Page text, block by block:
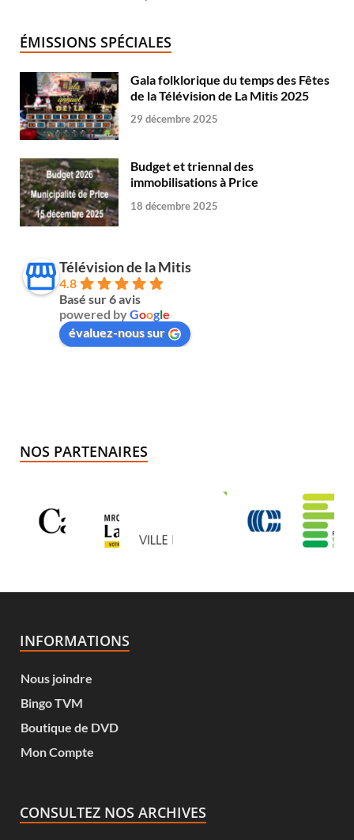
ÉMISSIONS SPÉCIALES
Gala folklorique du temps des Fêtes
de la Télévision de La Mitis 2025
29 décembre 2025
Budget et triennal des
immobilisations à Price
18 décembre 2025
Télévision de la Mitis
4.8
Basé sur 6 avis
powered byGoogle
évaluez-nous sur
NOS PARTENAIRES
INFORMATIONS
Nous joindre
Bingo TVM
Boutique de DVD
Mon Compte
CONSULTEZ NOS ARCHIVES